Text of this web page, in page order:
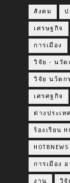
สังคม
เศรษฐกิจ
การเมือง
วิจัย - นวัต
วิจัย นว้ตก
เศรศฐกิจ
ต่างประเท
ร้องเรียน
HOTBNEWS
การเมือง
งาน วิจั